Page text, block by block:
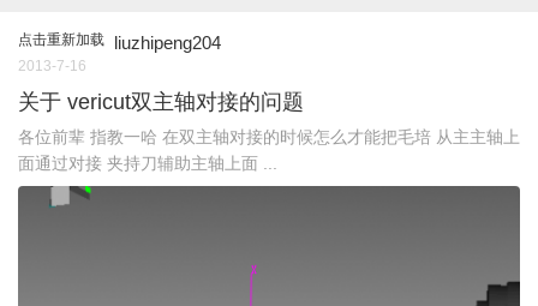
点击重新加载 liuzhipeng204
2013-7-16
关于 vericut双主轴对接的问题
各位前辈 指教一哈 在双主轴对接的时候怎么才能把毛培 从主主轴上
面通过对接 夹持刀辅助主轴上面 ...